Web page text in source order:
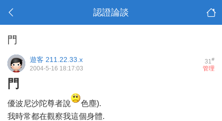
認證論談
門
31#
遊客 211.22.33.x
管理
2004-5-16 18:17:03
門
優波尼沙陀尊者說
色塵).
我時常都在觀察我這個身體.